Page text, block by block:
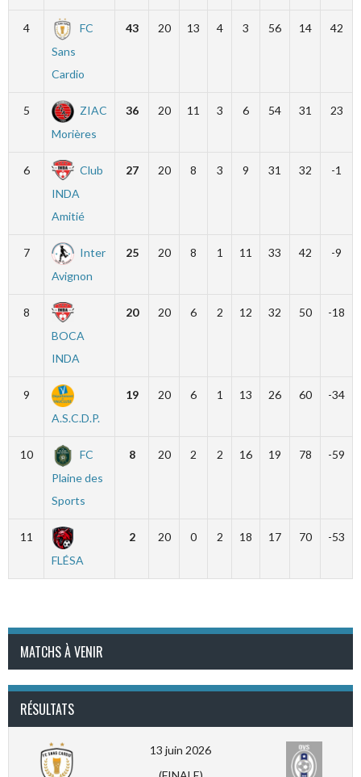
4
FC
Sans
Cardio
43 20 13 4 3 56 14 42
5
ZIAC
Morières
36 20 11 3 6 54 31 23
6
Club
INDA
Amitié
27 20 8 3 9 31 32 -1
7
Inter
Avignon
25 20 8 1 11 33 42 -9
8
BOCA
INDA
20 20 6 2 12 32 50 -18
9
A.S.C.D.P.
19 20 6 1 13 26 60 -34
10
FC
Plaine des
Sports
8 20 2 2 16 19 78 -59
11
FLÉSA
2 20 0 2 18 17 70 -53
MATCHS À VENIR
RÉSULTATS
13 juin 2026